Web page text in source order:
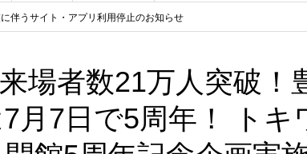
ル：アカウントサービス移行のお知らせ
させていただきたい！」
場者数21万人突破！
月7日で5周年！ トキ